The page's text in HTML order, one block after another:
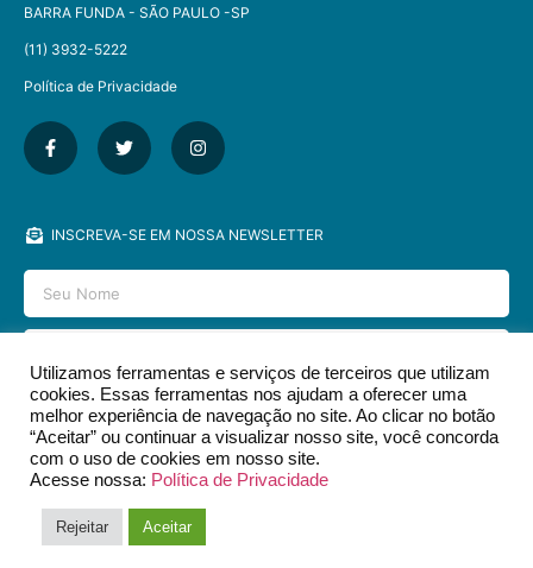
BARRA FUNDA - SÃO PAULO -SP​
(11) 3932-5222
Política de Privacidade
INSCREVA-SE EM NOSSA NEWSLETTER
ENVIAR
Utilizamos ferramentas e serviços de terceiros que utilizam
cookies. Essas ferramentas nos ajudam a oferecer uma
melhor experiência de navegação no site. Ao clicar no botão
“Aceitar” ou continuar a visualizar nosso site, você concorda
com o uso de cookies em nosso site.
Acesse nossa: Política de Privacidade
Rejeitar Aceitar